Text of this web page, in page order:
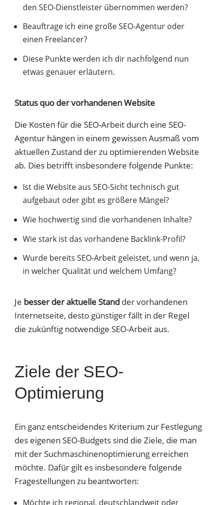
den SEO-Dienstleister übernommen werden?
Beauftrage ich eine große SEO-Agentur oder
einen Freelancer?
Diese Punkte werden ich dir nachfolgend nun
etwas genauer erläutern.
Status quo der vorhandenen Website
Die Kosten für die SEO-Arbeit durch eine SEO-
Agentur hängen in einem gewissen Ausmaß vom
aktuellen Zustand der zu optimierenden Website
ab. Dies betrifft insbesondere folgende Punkte:
Ist die Website aus SEO-Sicht technisch gut
aufgebaut oder gibt es größere Mängel?
Wie hochwertig sind die vorhandenen Inhalte?
Wie stark ist das vorhandene Backlink-Profil?
Wurde bereits SEO-Arbeit geleistet, und wenn ja,
in welcher Qualität und welchem Umfang?
Je besser der aktuelle Stand der vorhandenen
Internetseite, desto günstiger fällt in der Regel
die zukünftig notwendige SEO-Arbeit aus.
Ziele der SEO-
Optimierung
Ein ganz entscheidendes Kriterium zur Festlegung
des eigenen SEO-Budgets sind die Ziele, die man
mit der Suchmaschinenoptimierung erreichen
möchte. Dafür gilt es insbesondere folgende
Fragestellungen zu beantworten:
Möchte ich regional, deutschlandweit oder